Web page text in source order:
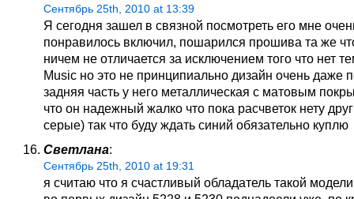
Сентябрь 25th, 2010 at 13:39
Я сегодня зашел в связной посмотреть его мне
понравилось включил, пошарился прошива та же
ничем не отличается за исключением того что нет
Music но это не принципиально дизайн очень даже
задняя часть у него металлическая с матовым
что он надежный жалко что пока расчветок нету
серые) так что буду ждать синий обязательно куплю
Светлана:
Сентябрь 25th, 2010 at 19:31
я считаю что я счастливый обладатель такой